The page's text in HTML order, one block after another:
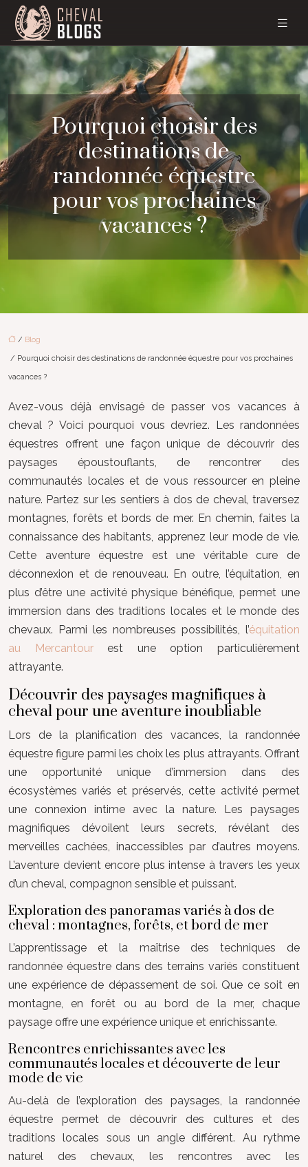
Pourquoi choisir des
destinations de
randonnée équestre
pour vos prochaines
vacances ?
/ Blog
/ Pourquoi choisir des destinations de randonnée équestre pour vos prochaines
vacances ?
Avez-vous déjà envisagé de passer vos vacances à
cheval ? Voici pourquoi vous devriez. Les randonnées
équestres offrent une façon unique de découvrir des
paysages époustouflants, de rencontrer des
communautés locales et de vous ressourcer en pleine
nature. Partez sur les sentiers à dos de cheval, traversez
montagnes, forêts et bords de mer. En chemin, faites la
connaissance des habitants, apprenez leur mode de vie.
Cette aventure équestre est une véritable cure de
déconnexion et de renouveau. En outre, l’équitation, en
plus d’être une activité physique bénéfique, permet une
immersion dans des traditions locales et le monde des
chevaux. Parmi les nombreuses possibilités, l’équitation
au Mercantourest une option particulièrement
attrayante.
Découvrir des paysages magnifiques à
cheval pour une aventure inoubliable
Lors de la planification des vacances, la randonnée
équestre figure parmi les choix les plus attrayants. Offrant
une opportunité unique d’immersion dans des
écosystèmes variés et préservés, cette activité permet
une connexion intime avec la nature. Les paysages
magnifiques dévoilent leurs secrets, révélant des
merveilles cachées, inaccessibles par d’autres moyens.
L’aventure devient encore plus intense à travers les yeux
d’un cheval, compagnon sensible et puissant.
Exploration des panoramas variés à dos de
cheval : montagnes, forêts, et bord de mer
L’apprentissage et la maîtrise des techniques de
randonnée équestre dans des terrains variés constituent
une expérience de dépassement de soi. Que ce soit en
montagne, en forêt ou au bord de la mer, chaque
paysage offre une expérience unique et enrichissante.
Rencontres enrichissantes avec les
communautés locales et découverte de leur
mode de vie
Au-delà de l’exploration des paysages, la randonnée
équestre permet de découvrir des cultures et des
traditions locales sous un angle différent. Au rythme
naturel des chevaux, les rencontres avec les